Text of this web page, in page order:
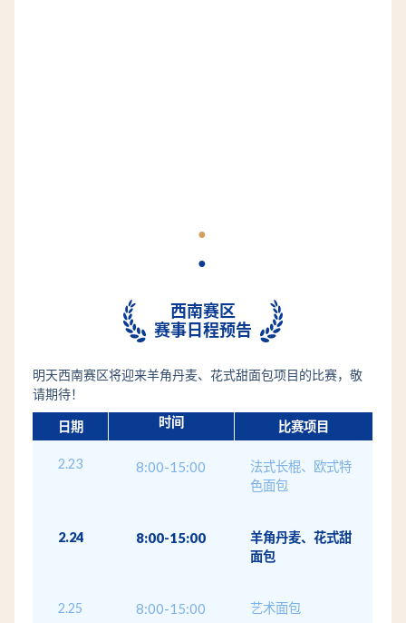
●
●
西南赛区
赛事日程预告
明天西南赛区将迎来羊角丹麦、花式甜面包项目的比赛，敬
请期待！
日期 时间 比赛项目
2.23 8:00-15:00
法式长棍、欧式特
色面包
2.24 8:00-15:00
羊角丹麦、花式甜
面包
2.25 8:00-15:00 艺术面包